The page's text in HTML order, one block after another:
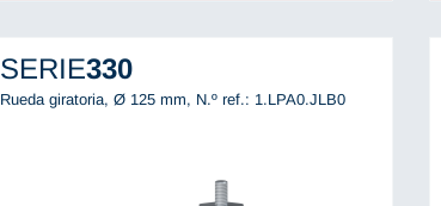
SERIE330
Rueda giratoria, Ø 125 mm, N.º ref.: 1.LPA0.JLB0